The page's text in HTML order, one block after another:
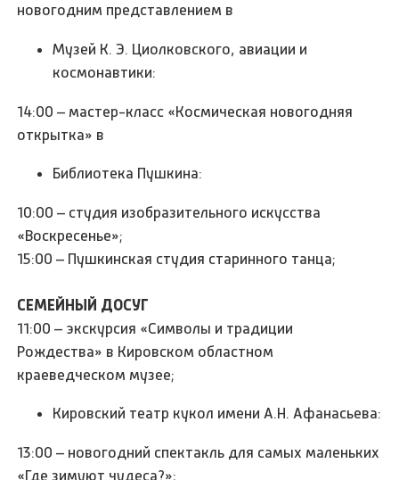
новогодним представлением в
Музей К. Э. Циолковского, авиации и
космонавтики:
14:00 – мастер-класс «Космическая новогодняя
открытка» в
Библиотека Пушкина:
10:00 – студия изобразительного искусства
«Воскресенье»;
15:00 – Пушкинская студия старинного танца;
СЕМЕЙНЫЙ ДОСУГ
11:00 – экскурсия «Символы и традиции
Рождества» в Кировском областном
краеведческом музее;
Кировский театр кукол имени А.Н. Афанасьева:
13:00 – новогодний спектакль для самых маленьких
«Где зимуют чудеса?»;